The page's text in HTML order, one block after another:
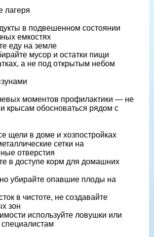
лагеря
в подвешенном состоянии
емкостях
еду на земле
мусор и остатки пищи
а не под открытым небом
моментов профилактики — не
крысам обосноваться рядом с
щели в доме и хозпостройках
сетки на
отверстия
в доступе корм для домашних
убирайте опавшие плоды на
в чистоте, не создавайте
зон
используйте ловушки или
специалистам